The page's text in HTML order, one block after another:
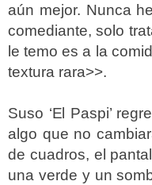
aún mejor. Nunca
comediante, solo
le temo es a la
textura rara>>.
Suso ‘El Paspi’
algo que no
de cuadros, el
una verde y un